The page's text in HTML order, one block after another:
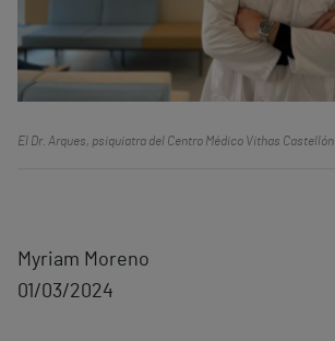
El Dr. Arques, psiquiatra del Centro Médico Vithas Castellón
Myriam Moreno
01/03/2024